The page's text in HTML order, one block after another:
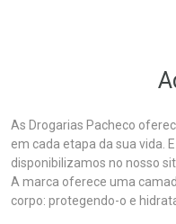
As Drogarias Pacheco
em cada etapa da sua vida.
disponibilizamos no nosso
A marca oferece uma
corpo: protegendo-o e